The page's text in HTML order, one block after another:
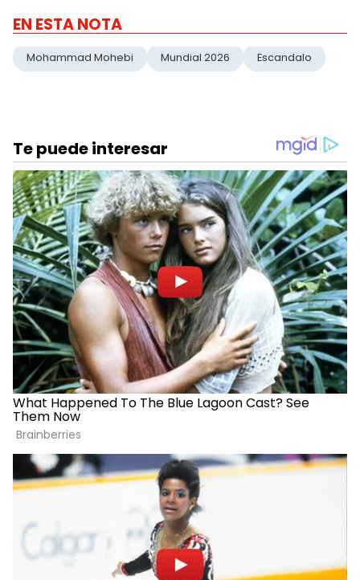
EN ESTA NOTA
Mohammad Mohebi Mundial 2026 Escandalo